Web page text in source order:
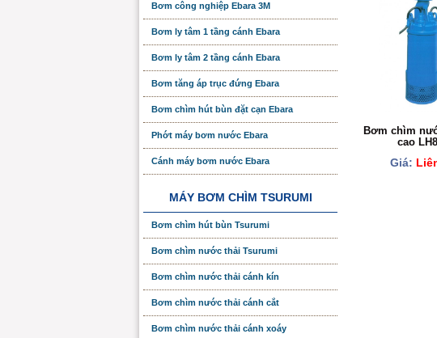
Bơm chìm
cao
Giá:
Bơm công nghiệp Ebara 3M
Bơm ly tâm 1 tầng cánh Ebara
Bơm ly tâm 2 tầng cánh Ebara
Bơm tăng áp trục đứng Ebara
Bơm chìm hút bùn đặt cạn Ebara
Phớt máy bơm nước Ebara
Cánh máy bơm nước Ebara
MÁY BƠM CHÌM TSURUMI
Bơm chìm hút bùn Tsurumi
Bơm chìm nước thải Tsurumi
Bơm chìm nước thải cánh kín
Bơm chìm nước thải cánh cắt
Bơm chìm nước thải cánh xoáy